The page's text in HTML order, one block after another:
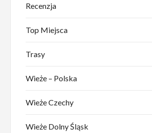
Recenzja
Top Miejsca
Trasy
Wieże – Polska
Wieże Czechy
Wieże Dolny Śląsk